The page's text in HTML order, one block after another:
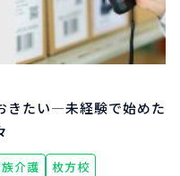
きたい―未経験で始めた
介護
枚方校